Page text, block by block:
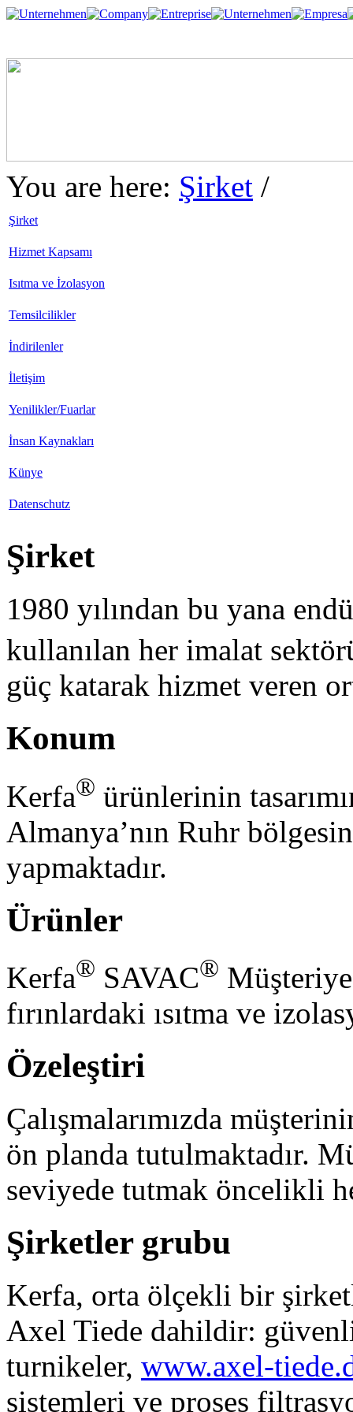
You are here: Şirket /
Şirket
Hizmet Kapsamı
Isıtma ve İzolasyon
Temsilcilikler
İndirilenler
İletişim
Yenilikler/Fuarlar
İnsan Kaynakları
Künye
Datenschutz
Şirket
1980 yılından bu yana
kullanılan her imalat
güç katarak hizmet veren
Konum
Kerfa® ürünlerinin
Almanya’nın Ruhr
yapmaktadır.
Ürünler
Kerfa® SAVAC®
fırınlardaki ısıtma ve
Özeleştiri
Çalışmalarımızda
ön planda tutulmaktadır.
seviyede tutmak öncelikli
Şirketler grubu
Kerfa, orta ölçekli bir
Axel Tiede dahildir:
turnikeler, www.axel-
sistemleri ve proses